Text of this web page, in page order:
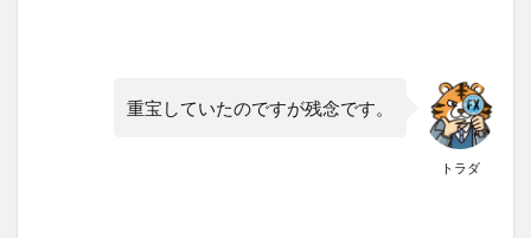
トラダ
重宝していたのですが残念です。